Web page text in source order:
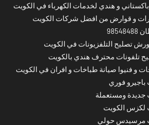
و هندي لخدمات الكهرباء في الكويت
و قوارض من افضل شركات الكويت
تصليح التلفزيونات في الكويت
تلفونات محترف هندي بالكويت
و فنيوا صيانة طباخات و افران في الكويت
باجيرو فوري
جديدة ومستعملة
لكزس الكويت
مرسيدس حولي